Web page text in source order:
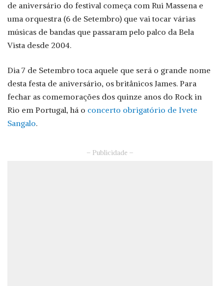
de aniversário do festival começa com Rui Massena e
uma orquestra (6 de Setembro) que vai tocar várias
músicas de bandas que passaram pelo palco da Bela
Vista desde 2004.
Dia 7 de Setembro toca aquele que será o grande nome
desta festa de aniversário, os britânicos James. Para
fechar as comemorações dos quinze anos do Rock in
Rio em Portugal, há o concerto obrigatório de Ivete
Sangalo.
– Publicidade –